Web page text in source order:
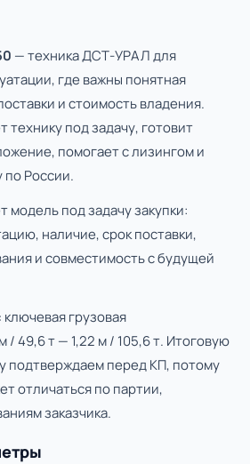
— техника ДСТ-УРАЛ для
где важны понятная
и стоимость владения.
технику под задачу, готовит
помогает с лизингом и
по России.
модель под задачу закупки:
наличие, срок поставки,
и совместимость с будущей
ключевая грузовая
/ 49,6 т — 1,22 м / 105,6 т. Итоговую
подтверждаем перед КП, потому
отличаться по партии,
заказчика.